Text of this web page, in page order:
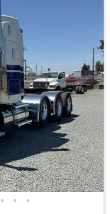
• • •